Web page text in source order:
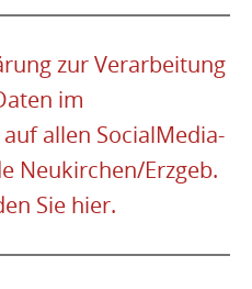
zur Verarbeitung
im
allen SocialMedia-
Neukirchen/Erzgeb.
Sie hier.